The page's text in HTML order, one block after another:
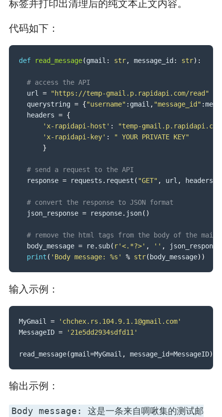
标签并打印出清理后的纯文本正文内容。
代码如下：
def read_message(gmail : str, message_id : str) :
# access the API
  url
=
"https://temp-gmail.p.rapidapi.com/read"
  querystring
= {"username" : gmail , "message_id" :
  headers
= {
'x-rapidapi-host' :
"temp-
'x-rapidapi-key' :
" YOUR PRIVATE KEY"
}
# send a request to the API
  response
= requests . request ( "GET" , url , headers
# convert the response to JSON format
  json_response
= response. json( )
# remove the html tags from the body of the mail
  body_message
= re. sub( r'<.*?>' , '' , json_response
print ( 'Body message: %s' % str( body_message) )
输入示例：
MyGmail =
'chchex.rs.104.9.1.1@gmail.com'
MessageID = '21e5dd2934sdfd11'
read_message(gmail=MyGmail , message_id=MessageID)
输出示例：
Body message: 这是一条来自啁啾集的测试邮